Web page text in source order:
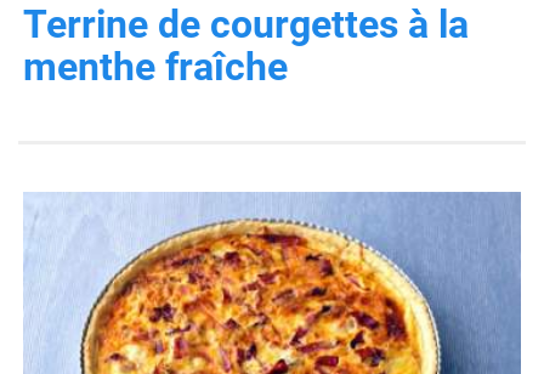
Terrine de courgettes à la
menthe fraîche